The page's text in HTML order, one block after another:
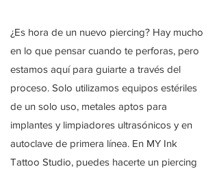
¿Es hora de un nuevo piercing? Hay mucho
en lo que pensar cuando te perforas, pero
estamos aquí para guiarte a través del
proceso. Solo utilizamos equipos estériles
de un solo uso, metales aptos para
implantes y limpiadores ultrasónicos y en
autoclave de primera línea. En MY Ink
Tattoo Studio, puedes hacerte un piercing